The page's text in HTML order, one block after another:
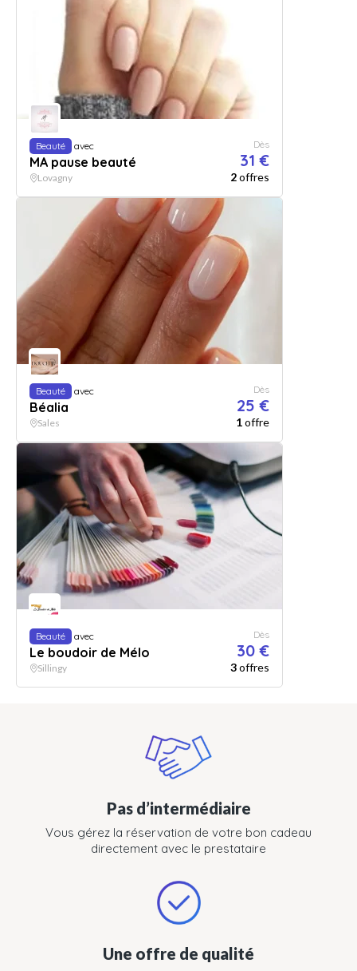
Beauté avec
MA pause beauté
Dès
31 €
Lovagny 2offres
Beauté avec
Béalia
Dès
25 €
Sales 1offre
Beauté avec
Le boudoir de Mélo
Dès
30 €
Sillingy 3offres
Pas d’intermédiaire
Vous gérez la réservation de votre bon cadeau
directement avec le prestataire
Une offre de qualité